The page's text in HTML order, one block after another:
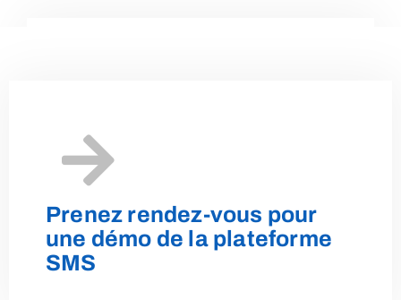
Parlons de votre projet
Prenez rendez-vous pour
une démo de la plateforme
SMS